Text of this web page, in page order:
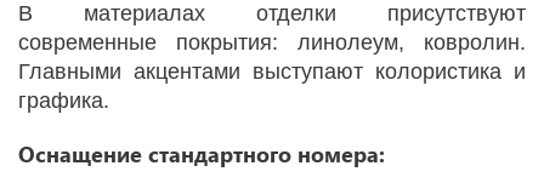
В материалах отделки присутствуют
современные покрытия: линолеум, ковролин.
Главными акцентами выступают колористика и
графика.
Оснащение стандартного номера: